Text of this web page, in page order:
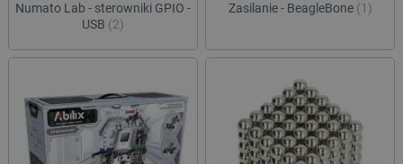
Numato Lab - sterowniki GPIO -
USB (2)
Zasilanie - BeagleBone (1)